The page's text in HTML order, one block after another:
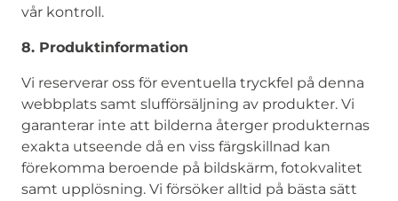
vår kontroll.
8. Produktinformation
Vi reserverar oss för eventuella tryckfel på denna
webbplats samt slufförsäljning av produkter. Vi
garanterar inte att bilderna återger produkternas
exakta utseende då en viss färgskillnad kan
förekomma beroende på bildskärm, fotokvalitet
samt upplösning. Vi försöker alltid på bästa sätt